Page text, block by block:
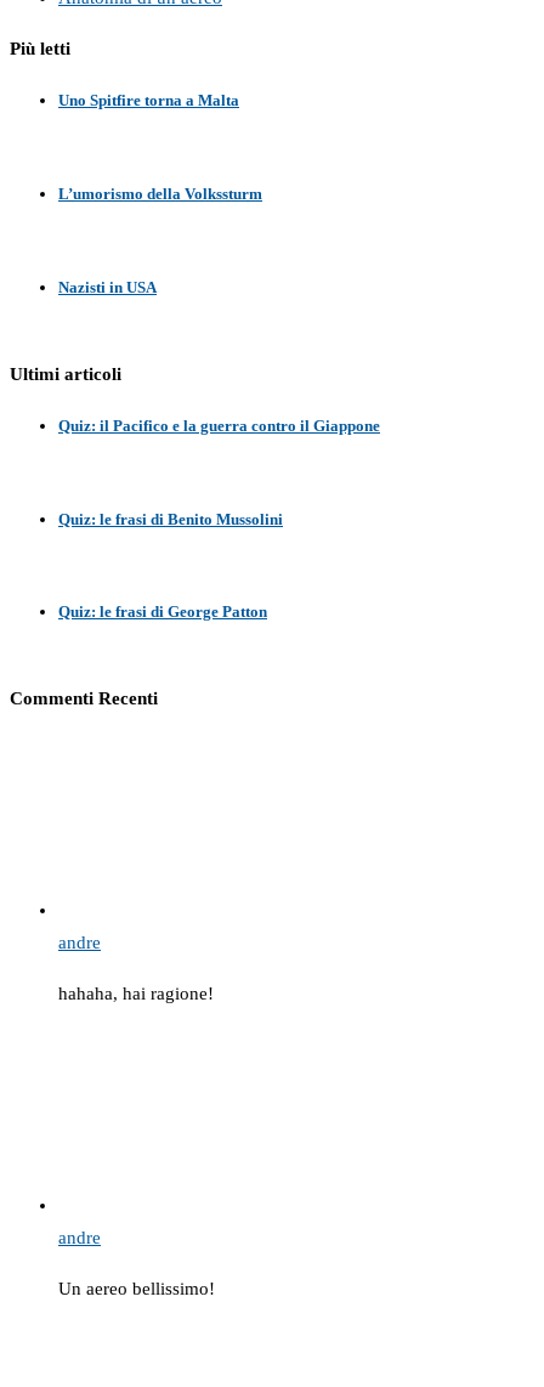
Più letti
Uno Spitfire torna a Malta
L’umorismo della Volkssturm
Nazisti in USA
Ultimi articoli
Quiz: il Pacifico e la guerra contro il Giappone
Quiz: le frasi di Benito Mussolini
Quiz: le frasi di George Patton
Commenti Recenti
andre
hahaha, hai ragione!
andre
Un aereo bellissimo!